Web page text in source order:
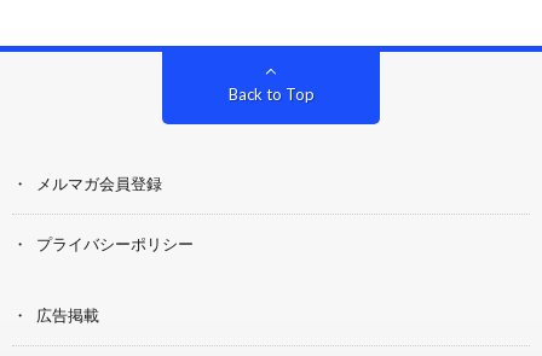
Back to Top
メルマガ会員登録
プライバシーポリシー
広告掲載